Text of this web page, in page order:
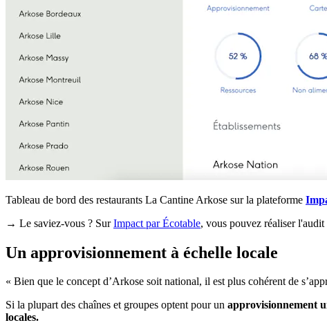
Tableau de bord des restaurants La Cantine Arkose sur la plateforme
→ Le saviez-vous ? SurImpact par Écotable, vous pouvez réaliser
Un approvisionnement à échelle locale
« Bien que le concept d’Arkose soit national, il est plus cohérent de
Si la plupart des chaînes et groupes optent pour un approvisionnement
locales.